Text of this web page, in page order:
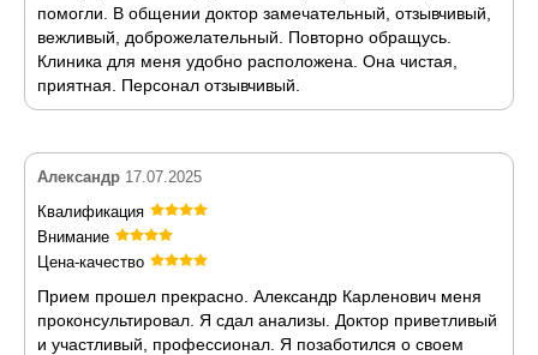
помогли. В общении доктор замечательный, отзывчивый,
вежливый, доброжелательный. Повторно обращусь.
Клиника для меня удобно расположена. Она чистая,
приятная. Персонал отзывчивый.
Александр 17.07.2025
Квалификация
Внимание
Цена-качество
Прием прошел прекрасно. Александр Карленович меня
проконсультировал. Я сдал анализы. Доктор приветливый
и участливый, профессионал. Я позаботился о своем